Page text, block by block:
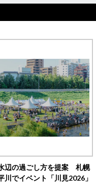
辺の過ごし方を提案 札幌
川でイベント「川見2026」